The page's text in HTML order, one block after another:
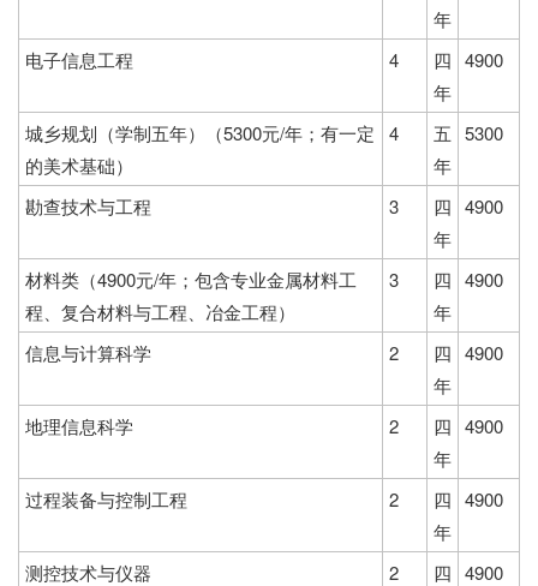
年
电子信息工程 4
四
年
4900
城乡规划（学制五年）（5300元/年；有一定
的美术基础）
4
五
年
5300
勘查技术与工程 3
四
年
4900
材料类（4900元/年；包含专业金属材料工
程、复合材料与工程、冶金工程）
3
四
年
4900
信息与计算科学 2
四
年
4900
地理信息科学 2
四
年
4900
过程装备与控制工程 2
四
年
4900
测控技术与仪器 2
四 4900